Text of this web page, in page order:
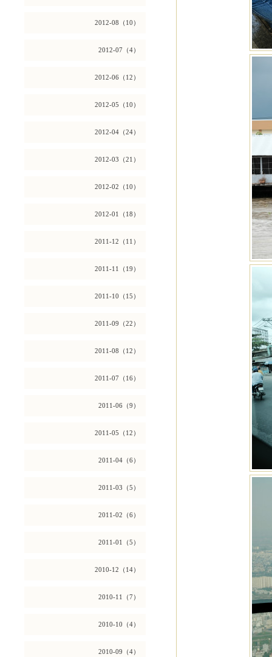
2012-08（10）
2012-07（4）
2012-06（12）
2012-05（10）
2012-04（24）
2012-03（21）
2012-02（10）
2012-01（18）
2011-12（11）
2011-11（19）
2011-10（15）
2011-09（22）
2011-08（12）
2011-07（16）
2011-06（9）
2011-05（12）
2011-04（6）
2011-03（5）
2011-02（6）
2011-01（5）
2010-12（14）
2010-11（7）
2010-10（4）
2010-09（4）